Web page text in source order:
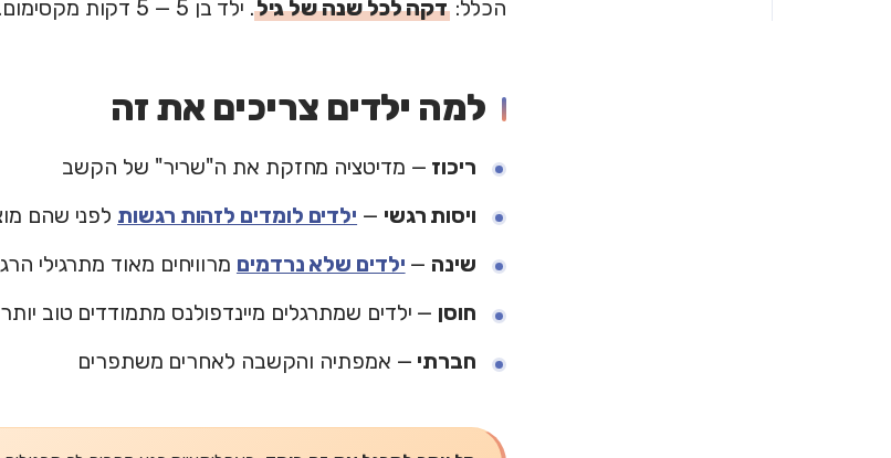
הכלל:דקה לכל שנה של גיל. ילד בן 5 — 5 דקות מקסימום. ילד בן 8 — 8 דקות.
למה ילדים צריכים את זה
ריכוז — מדיטציה מחזקת את ה"שריר" של הקשב
ויסות רגשי — ילדים לומדים לזהות רגשות לפני שהם
שינה — ילדים שלא נרדמים מרוויחים מאוד מתרגילי
חוסן — ילדים שמתרגלים מיינדפולנס מתמודדים טוב
חברתי — אמפתיה והקשבה לאחרים משתפרים